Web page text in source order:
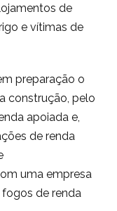
de
e vítimas de
preparação o
construção, pelo
apoiada e,
de renda
uma empresa
de renda